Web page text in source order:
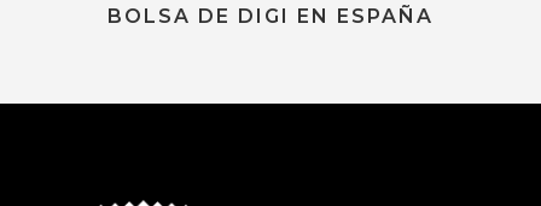
BOLSA DE DIGI EN ESPAÑA